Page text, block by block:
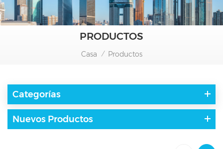
PRODUCTOS
Casa / Productos
Categorías
Nuevos Productos